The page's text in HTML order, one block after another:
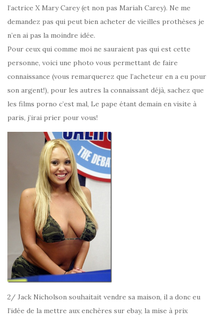
l’actrice X Mary Carey (et non pas Mariah Carey). Ne me
demandez pas qui peut bien acheter de vieilles prothèses je
n’en ai pas la moindre idée.
Pour ceux qui comme moi ne sauraient pas qui est cette
personne, voici une photo vous permettant de faire
connaissance (vous remarquerez que l’acheteur en a eu pour
son argent!), pour les autres la connaissant déjà, sachez que
les films porno c’est mal, Le pape étant demain en visite à
paris, j’irai prier pour vous!
2/ Jack Nicholson souhaitait vendre sa maison, il a donc eu
l’idée de la mettre aux enchères sur ebay, la mise à prix